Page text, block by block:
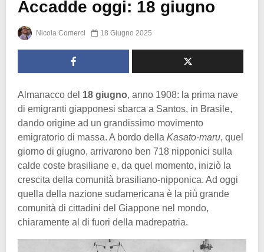
Accadde oggi: 18 giugno
Nicola Comerci 18 Giugno 2025
Almanacco del 18 giugno, anno 1908: la prima nave
di emigranti giapponesi sbarca a Santos, in Brasile,
dando origine ad un grandissimo movimento
emigratorio di massa. A bordo della Kasato-maru, quel
giorno di giugno, arrivarono ben 718 nipponici sulla
calde coste brasiliane e, da quel momento, iniziò la
crescita della comunità brasiliano-nipponica. Ad oggi
quella della nazione sudamericana è la più grande
comunità di cittadini del Giappone nel mondo,
chiaramente al di fuori della madrepatria.